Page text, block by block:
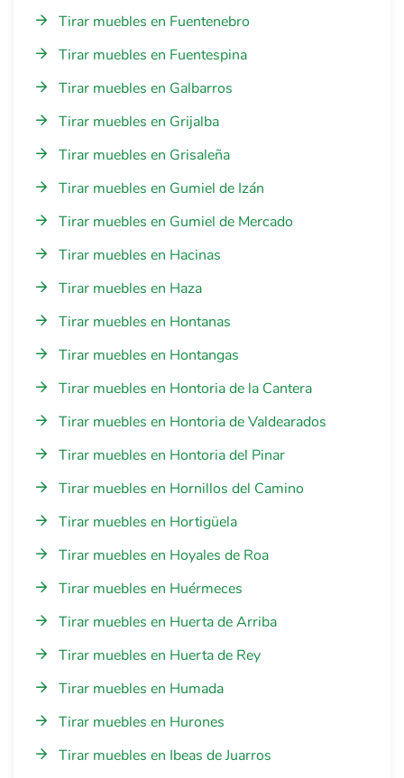
Tirar muebles en Fuentenebro
Tirar muebles en Fuentespina
Tirar muebles en Galbarros
Tirar muebles en Grijalba
Tirar muebles en Grisaleña
Tirar muebles en Gumiel de Izán
Tirar muebles en Gumiel de Mercado
Tirar muebles en Hacinas
Tirar muebles en Haza
Tirar muebles en Hontanas
Tirar muebles en Hontangas
Tirar muebles en Hontoria de la Cantera
Tirar muebles en Hontoria de Valdearados
Tirar muebles en Hontoria del Pinar
Tirar muebles en Hornillos del Camino
Tirar muebles en Hortigüela
Tirar muebles en Hoyales de Roa
Tirar muebles en Huérmeces
Tirar muebles en Huerta de Arriba
Tirar muebles en Huerta de Rey
Tirar muebles en Humada
Tirar muebles en Hurones
Tirar muebles en Ibeas de Juarros